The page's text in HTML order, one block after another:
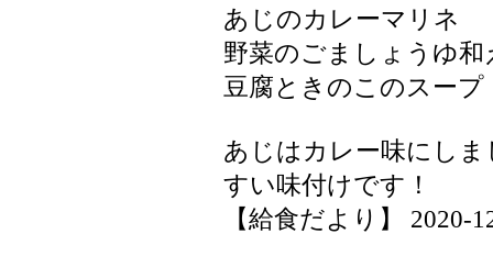
あじのカレーマリネ
野菜のごましょうゆ和
豆腐ときのこのスープ
あじはカレー味にし
すい味付けです！
【給食だより】 2020-